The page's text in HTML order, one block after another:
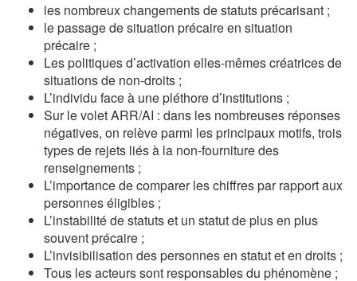
les nombreux changements de statuts précarisant ;
le passage de situation précaire en situation
précaire ;
Les politiques d’activation elles-mêmes créatrices de
situations de non-droits ;
L’individu face à une pléthore d’institutions ;
Sur le volet ARR/AI : dans les nombreuses réponses
négatives, on relève parmi les principaux motifs, trois
types de rejets liés à la non-fourniture des
renseignements ;
L’importance de comparer les chiffres par rapport aux
personnes éligibles ;
L’instabilité de statuts et un statut de plus en plus
souvent précaire ;
L’invisibilisation des personnes en statut et en droits ;
Tous les acteurs sont responsables du phénomène ;